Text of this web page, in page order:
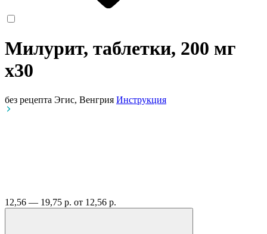
Милурит, таблетки, 200 мг
x30
без рецепта Эгис, Венгрия Инструкция
12,56 — 19,75 р. от 12,56 р.